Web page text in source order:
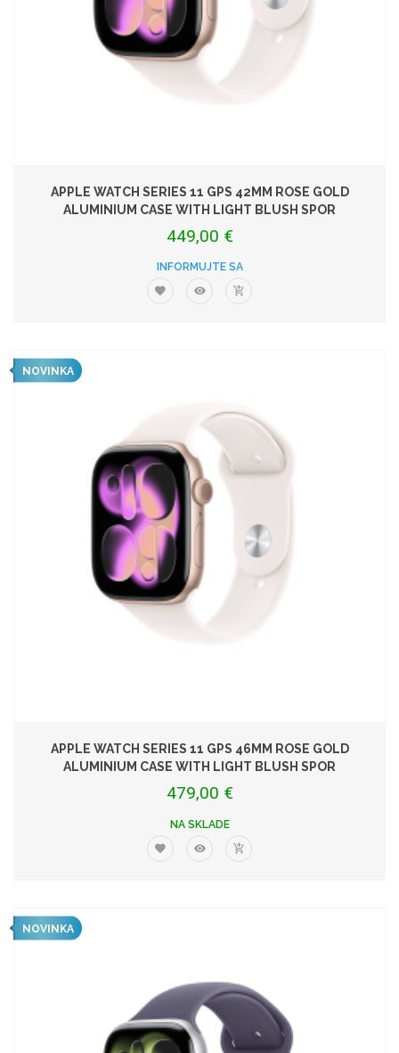
APPLE WATCH SERIES 11 GPS 42MM ROSE GOLD
ALUMINIUM CASE WITH LIGHT BLUSH SPOR
449,00 €
INFORMUJTE SA
NOVINKA
APPLE WATCH SERIES 11 GPS 46MM ROSE GOLD
ALUMINIUM CASE WITH LIGHT BLUSH SPOR
479,00 €
NA SKLADE
NOVINKA